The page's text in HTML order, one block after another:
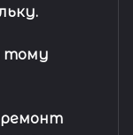
тому
ремонт